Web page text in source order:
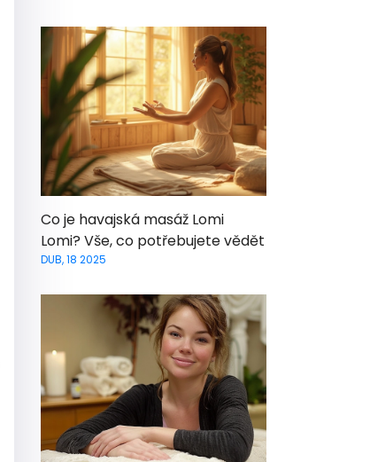
Co je havajská masáž Lomi
Lomi? Vše, co potřebujete vědět
DUB, 18 2025